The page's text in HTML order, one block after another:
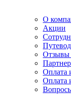
О
Акции
Отзывы
Оплата
Оплата